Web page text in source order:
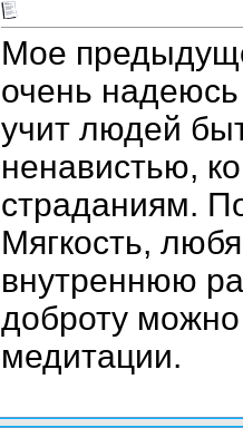
Мое
очень
учит людей
ненавистью,
страданиям.
Мягкость,
внутреннюю
доброту
медитации.